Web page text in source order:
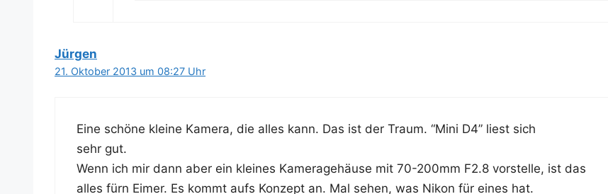
Jürgen
21. Oktober 2013 um 08:27 Uhr
Eine schö­ne klei­ne Kame­ra, die alles kann. Das ist der Traum. “Mini D4” liest sich
sehr gut.
Wenn ich mir dann aber ein klei­nes Kame­ra­ge­häu­se mit 70-200mm F2.8 vor­stel­le, ist das
alles fürn Eimer. Es kommt aufs Kon­zept an. Mal sehen, was Nikon für eines hat.